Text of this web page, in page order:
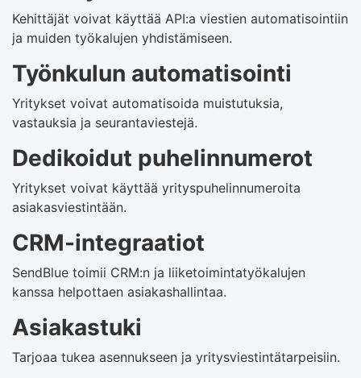
Kehittäjät voivat käyttää API:a viestien automatisointiin
ja muiden työkalujen yhdistämiseen.
Työnkulun automatisointi
Yritykset voivat automatisoida muistutuksia,
vastauksia ja seurantaviestejä.
Dedikoidut puhelinnumerot
Yritykset voivat käyttää yrityspuhelinnumeroita
asiakasviestintään.
CRM-integraatiot
SendBlue toimii CRM:n ja liiketoimintatyökalujen
kanssa helpottaen asiakashallintaa.
Asiakastuki
Tarjoaa tukea asennukseen ja yritysviestintätarpeisiin.